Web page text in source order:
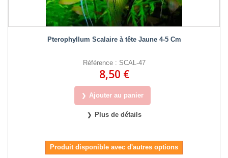
Pterophyllum Scalaire à tête Jaune 4-5 Cm
Référence : SCAL-47
8,50 €
Ajouter au panier
Plus de détails
Produit disponible avec d'autres options